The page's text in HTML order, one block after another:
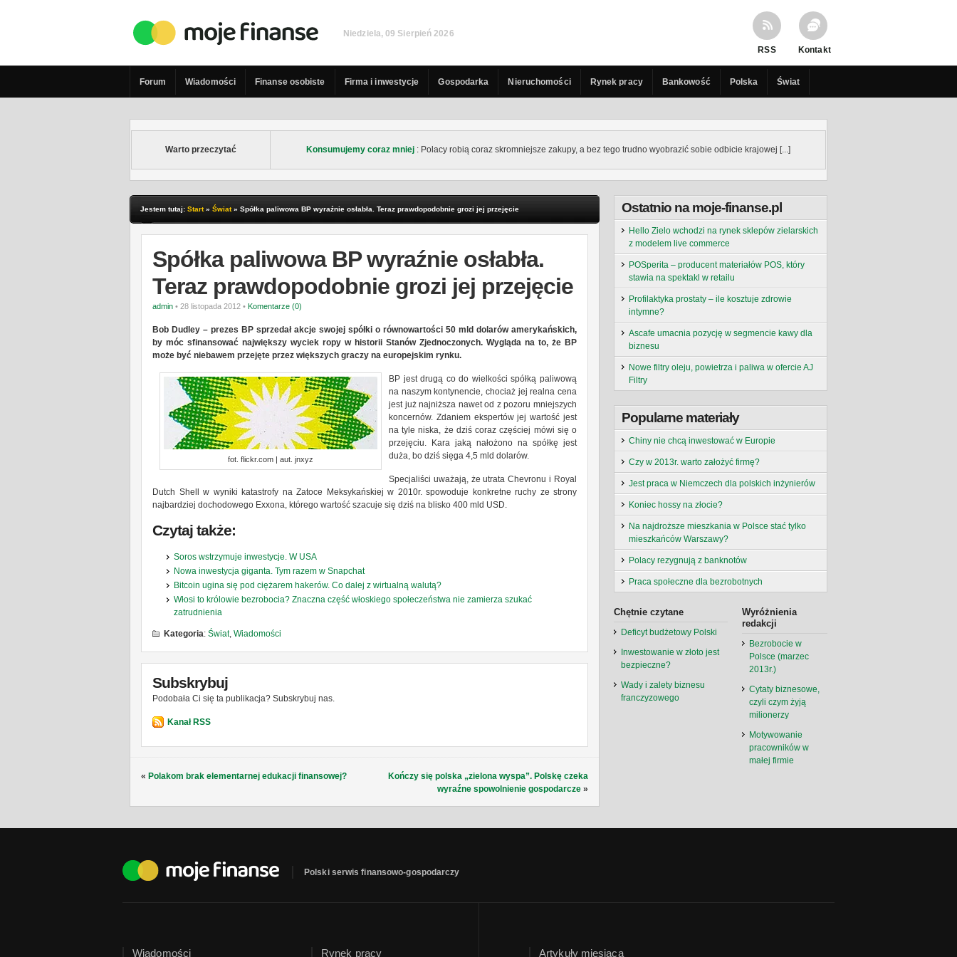
Niedziela, 09 Sierpień 2026
RSS
Kontakt
Forum Wiadomości Finanse osobiste Firma i inwestycje Gospodarka Nieruchomości Rynek pracy Bankowość Polska Świat
Warto przeczytać Konsumujemy coraz mniej: Polacy robią coraz skromniejsze zakupy, a bez tego trudno wyobrazić sobie odbicie krajowej [...]
Jestem tutaj: Start» Świat» Spółka paliwowa BP wyraźnie osłabła. Teraz prawdopodobnie grozi jej przejęcie
Spółka paliwowa BP wyraźnie osłabła.
Teraz prawdopodobnie grozi jej przejęcie
admin • 28 listopada 2012 • Komentarze (0)
Bob Dudley – prezes BP sprzedał akcje swojej spółki o równowartości 50 mld dolarów amerykańskich,
by móc sfinansować największy wyciek ropy w historii Stanów Zjednoczonych. Wygląda na to, że BP
może być niebawem przejęte przez większych graczy na europejskim rynku.
fot. flickr.com | aut. jnxyz
BP jest drugą co do wielkości spółką paliwową
na naszym kontynencie, chociaż jej realna cena
jest już najniższa nawet od z pozoru mniejszych
koncernów. Zdaniem ekspertów jej wartość jest
na tyle niska, że dziś coraz częściej mówi się o
przejęciu. Kara jaką nałożono na spółkę jest
duża, bo dziś sięga 4,5 mld dolarów.
Specjaliści uważają, że utrata Chevronu i Royal
Dutch Shell w wyniki katastrofy na Zatoce Meksykańskiej w 2010r. spowoduje konkretne ruchy ze strony
najbardziej dochodowego Exxona, którego wartość szacuje się dziś na blisko 400 mld USD.
Czytaj także:
Soros wstrzymuje inwestycje. W USA
Nowa inwestycja giganta. Tym razem w Snapchat
Bitcoin ugina się pod ciężarem hakerów. Co dalej z wirtualną walutą?
Włosi to królowie bezrobocia? Znaczna część włoskiego społeczeństwa nie zamierza szukać
zatrudnienia
Kategoria: Świat, Wiadomości
Subskrybuj
Podobała Ci się ta publikacja? Subskrybuj nas.
Kanał RSS
Kończy się polska „zielona wyspa”. Polskę czeka
wyraźne spowolnienie gospodarcze »
« Polakom brak elementarnej edukacji finansowej?
Ostatnio na moje-finanse.pl
Hello Zielo wchodzi na rynek sklepów zielarskich
z modelem live commerce
POSperita – producent materiałów POS, który
stawia na spektakl w retailu
Profilaktyka prostaty – ile kosztuje zdrowie
intymne?
Ascafe umacnia pozycję w segmencie kawy dla
biznesu
Nowe filtry oleju, powietrza i paliwa w ofercie AJ
Filtry
Popularne materiały
Chiny nie chcą inwestować w Europie
Czy w 2013r. warto założyć firmę?
Jest praca w Niemczech dla polskich inżynierów
Koniec hossy na złocie?
Na najdroższe mieszkania w Polsce stać tylko
mieszkańców Warszawy?
Polacy rezygnują z banknotów
Praca społeczne dla bezrobotnych
Chętnie czytane
Deficyt budżetowy Polski
Inwestowanie w złoto jest
bezpieczne?
Wady i zalety biznesu
franczyzowego
Wyróżnienia
redakcji
Bezrobocie w
Polsce (marzec
2013r.)
Cytaty biznesowe,
czyli czym żyją
milionerzy
Motywowanie
pracowników w
małej firmie
Polski serwis finansowo-gospodarczy
Wiadomości Rynek pracy Artykuły miesiąca